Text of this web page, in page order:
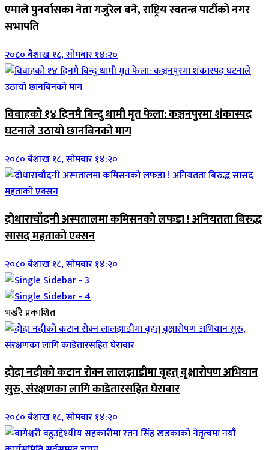
एमाले पुनर्वासका नेता गजुरेल बने, राष्ट्रिय स्वतन्त्र पार्टीको नगर
सभापति
२०८० बैशाख १८, सोमबार १४:२०
विवाहको १४ दिनमै बिन्दु धामी मृत फेला: कञ्चनपुरमा शंकास्पद
घटनाले उठायो छानबिनको माग
२०८० बैशाख १८, सोमबार १४:२०
दोधाराचाँदनी अस्पतालमा कमिसनको लफडा ! अनियतता बिरुद्ध
सासद महताको एक्सन
२०८० बैशाख १८, सोमबार १४:२०
भर्खरै प्रकाशित
दोदा नदीको कटान रोक्न लालझाडीमा वृहत् वृक्षारोपण अभियान
सुरु, संरक्षणका लागि काडेतारसहित घेराबार
२०८० बैशाख १८, सोमबार १४:२०